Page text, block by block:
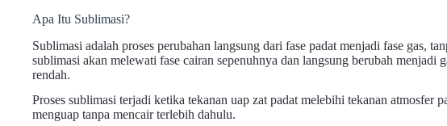
Apa Itu Sublimasi?
Sublimasi adalah proses perubahan langsung dari fase padat menjadi fase gas,
sublimasi akan melewati fase cairan sepenuhnya dan langsung berubah menjadi
rendah.
Proses sublimasi terjadi ketika tekanan uap zat padat melebihi tekanan atmosfer
menguap tanpa mencair terlebih dahulu.